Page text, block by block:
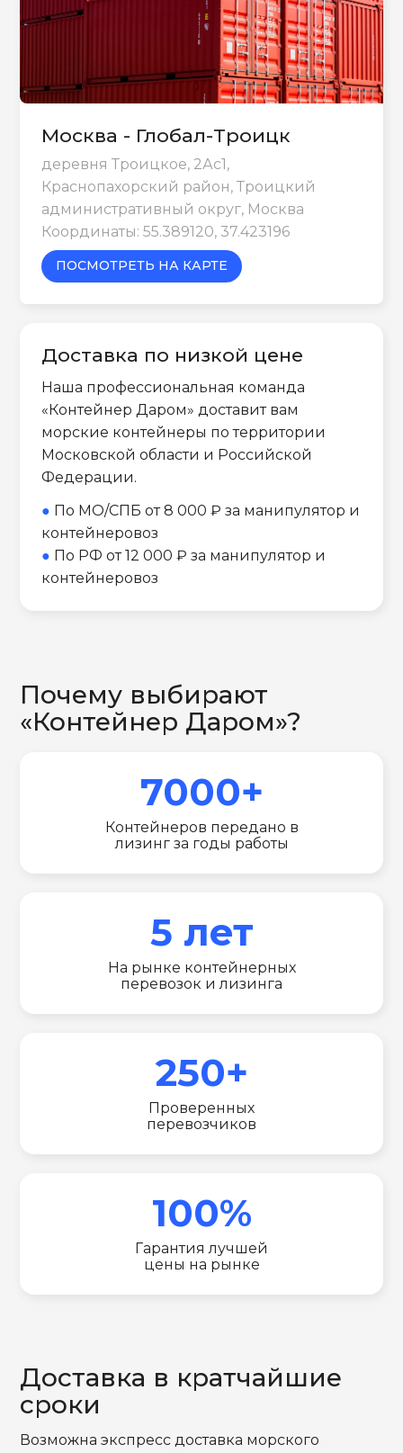
Москва - Глобал-Троицк
деревня Троицкое, 2Ас1,
Краснопахорский район, Троицкий
административный округ, Москва
Координаты: 55.389120, 37.423196
ПОСМОТРЕТЬ НА КАРТЕ
Доставка по низкой цене
Наша профессиональная команда
«Контейнер Даром» доставит вам
морские контейнеры по территории
Московской области и Российской
Федерации.
● По МО/СПБ от 8 000 ₽ за манипулятор и
контейнеровоз
● По РФ от 12 000 ₽ за манипулятор и
контейнеровоз
Почему выбирают
«Контейнер Даром»?
7000+
Контейнеров передано в
лизинг за годы работы
5 лет
На рынке контейнерных
перевозок и лизинга
250+
Проверенных
перевозчиков
100%
Гарантия лучшей
цены на рынке
Доставка в кратчайшие
сроки
Возможна экспресс доставка морского